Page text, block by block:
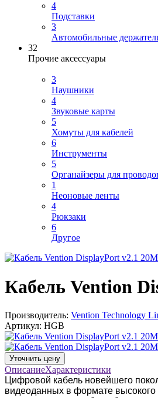
4
Подставки
3
Автомобильные
32
Прочие аксессуары
3
Наушники
4
Звуковые карты
5
Хомуты для кабелей
6
Инструменты
5
Органайзеры для
1
Неоновые ленты
4
Рюкзаки
6
Другое
Кабель Vention
Производитель: Vention Technology
Артикул: HGB
Уточнить цену
ОписаниеХарактеристики
Цифровой кабель новейшего
видеоданных в формате высокого